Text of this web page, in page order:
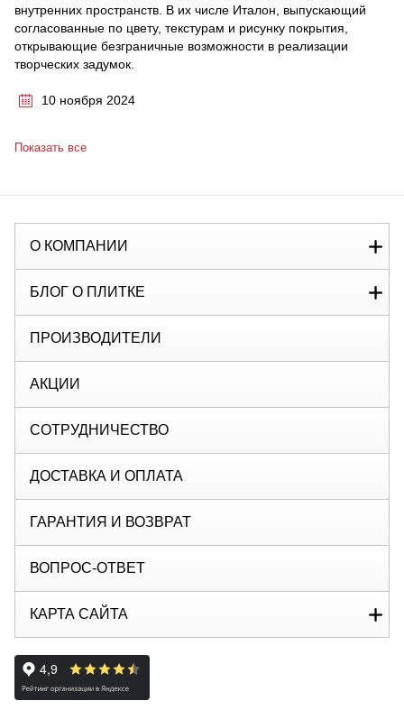
внутренних пространств. В их числе Италон, выпускающий
согласованные по цвету, текстурам и рисунку покрытия,
открывающие безграничные возможности в реализации
творческих задумок.
10 ноября 2024
Показать все
О КОМПАНИИ
БЛОГ О ПЛИТКЕ
ПРОИЗВОДИТЕЛИ
АКЦИИ
СОТРУДНИЧЕСТВО
ДОСТАВКА И ОПЛАТА
ГАРАНТИЯ И ВОЗВРАТ
ВОПРОС-ОТВЕТ
КАРТА САЙТА